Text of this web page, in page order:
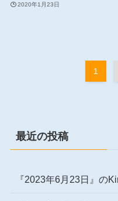
2020年1月23日
1
最近の投稿
『2023年6月23日』の